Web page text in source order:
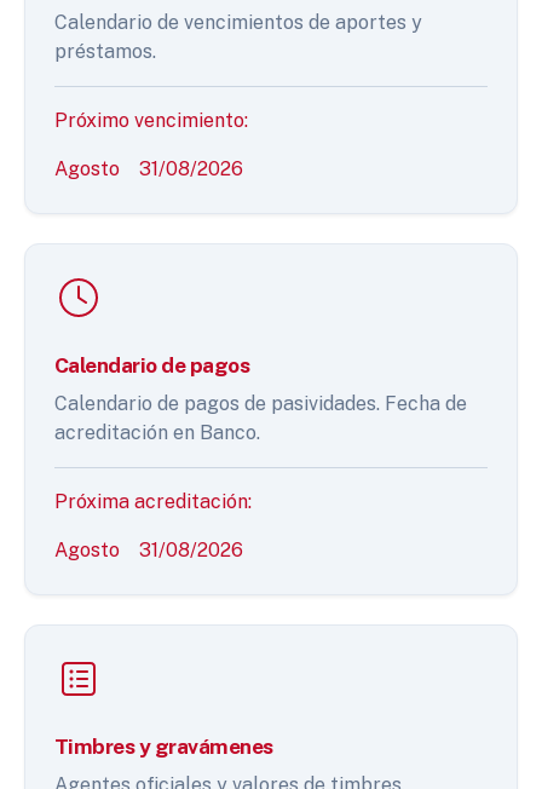
Calendario de vencimientos de aportes y
préstamos.
Próximo vencimiento:
Agosto 31/08/2026
Calendario de pagos
Calendario de pagos de pasividades. Fecha de
acreditación en Banco.
Próxima acreditación:
Agosto 31/08/2026
Timbres y gravámenes
Agentes oficiales y valores de timbres.